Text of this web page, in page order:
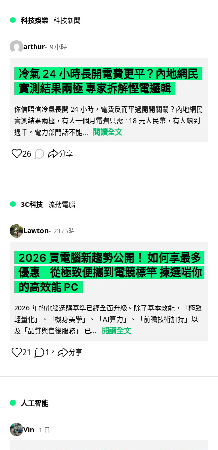
科技娛樂 科技新聞
arthur 9 小時
冷氣 24 小時長開電費更平？內地網民
實測結果兩極 專家拆解慳電邏輯
你信唔信冷氣長開 24 小時，電費反而平過開開關關？內地網民
實測結果兩極，有人一個月電費只需 118 元人民幣，有人飆到
過千。電力部門話不能...
閱讀全文
26 分享
3C科技 流動電腦
Lawton 23 小時
2026 買電腦新趨勢公開！ 如何享最多
優惠 從極致便攜到電競標竿 揀選啱你
的高效能 PC
2026 年的電腦選購基準已經全面升級。除了基本效能，「極致
輕量化」、「機身美學」、「AI算力」、「前瞻技術加持」以
及「品質與售後服務」 已...
閱讀全文
21 1 ↗ 分享
人工智能
Vin 1 日